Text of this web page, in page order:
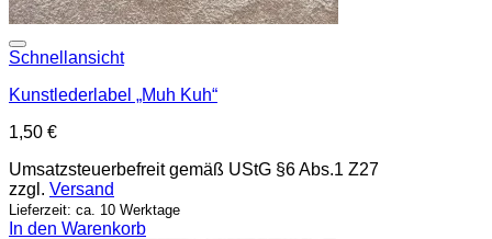
Schnellansicht
Kunstlederlabel „Muh Kuh“
1,50 €
Umsatzsteuerbefreit gemäß UStG §6 Abs.1 Z27
zzgl. Versand
Lieferzeit: ca. 10 Werktage
In den Warenkorb